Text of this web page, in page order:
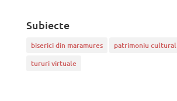
Subiecte
biserici din maramures
patrimoniu cultural
tururi virtuale